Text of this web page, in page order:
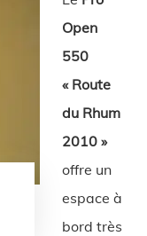
Open
550
« Route
du Rhum
2010 »
offre un
espace à
bord très